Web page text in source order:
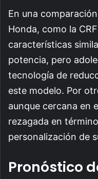
En una
Honda, como la
características
potencia, pero
tecnología de
este modelo. Por
aunque cercana en
rezagada en
personalización de
Pronóstico